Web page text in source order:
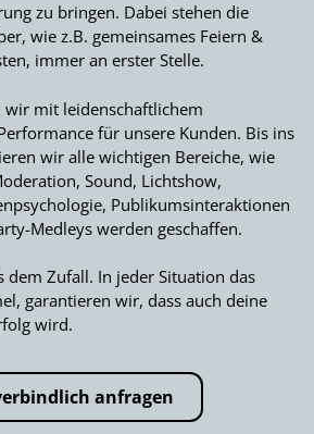
zu bringen. Dabei stehen die
wie z.B. gemeinsames Feiern &
immer an erster Stelle.
wir mit leidenschaftlichem
für unsere Kunden. Bis ins
wir alle wichtigen Bereiche, wie
Sound, Lichtshow,
Publikumsinteraktionen
Medleys werden geschaffen.
dem Zufall. In jeder Situation das
garantieren wir, dass auch deine
wird.
anfragen